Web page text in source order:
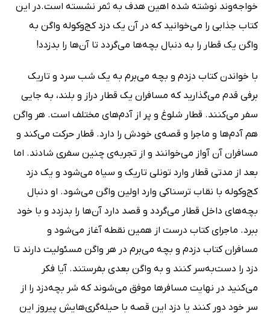
خواجه‌وند نوشته شده اهین هدف به ثمر نشسته است.در این
کتاب جذابی را می‌خوانید که در آن یک دزد کج‌وکوله واگن به
واگن یک قطار را به دنبال بچه‌ها می‌گردد تا آن‌ها را بدزدد!
با خواندن کتاب دزدم و بچه می‌برم به یک شب سرد و تاریک
برفی قدم می‌گذارید که مسافران یک قطار دراز و بلند، به جایی
سفر می‌کنند. قطار شلوغ و پر از آدم‌های مختلف است. هر واگن
هم آدم‌ها و ماجرا و قصه‌ی خودش را دارد. قطار حرکت می‌کند و
مسافران آن آواز می‌خوانند و از تجربه‌ی چنین سفری شادند. اما
بعد از مدتی قطار وارد تونلی تاریک و سیاه می‌شود و یک دزد
کج‌وکوله با نقاب ترسناکی وارد اولین واگن می‌شود. او دنبال
بچه‌های داخل قطار می‌گردد و قصد دارد آن‌ها را بدزدد و با خود
ببرد. ماجرای کتاب درست از همین نقطه آغاز می‌شود و
مسافران کتاب دزدم و بچه می‌برم در هر واگن مسئولیت دارند تا
دزد را دست‌به‌سر کنند و به واگن بعدی بفرستند. آیا فکر
می‌کنید در نهایت مسافرها موفق می‌شوند که شر بچه‌دزد را از
سر خود دور کنند یا دزد این قصه با حیله‌گری‌هایش پیروز این